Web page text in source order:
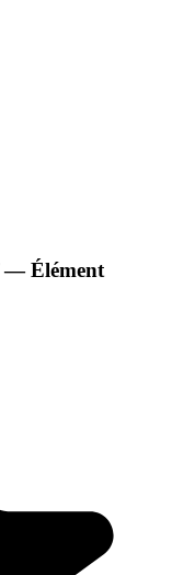
— Élément